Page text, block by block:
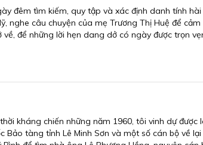
đêm tìm kiếm, quy tập và xác định danh tính
nghe câu chuyện của mẹ Trương Thị Huệ để cảm
để những lời hẹn dang dở có ngày được trọn
kháng chiến những năm 1960, tôi vinh dự được
tàng tỉnh Lê Minh Sơn và một số cán bộ về lại